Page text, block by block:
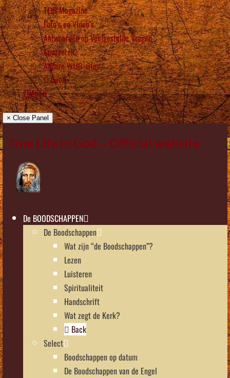
TLIG Magazine
Foto’s en Video’s
Antwoorden op Veelgestelde Vragen
Contacten
Andere WLIG-sites
Back
ZOEKEN
× Close Panel
True Life in God – Official website
De BOODSCHAPPEN
De Boodschappen
Wat zijn “de Boodschappen”?
Lezen
Luisteren
Spiritualiteit
Handschrift
Wat zegt de Kerk?
Back
Select
Boodschappen op datum
De Boodschappen van de Engel